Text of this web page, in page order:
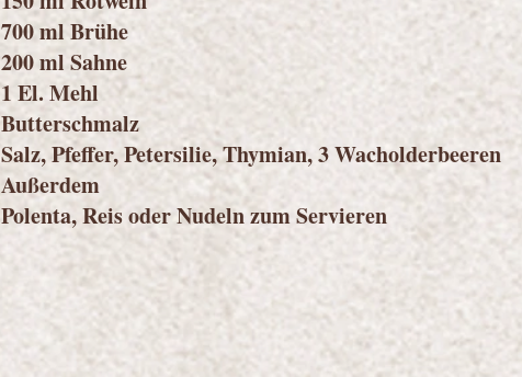
700 ml Brühe
200 ml Sahne
1 El. Mehl
Butterschmalz
Salz, Pfeffer, Petersilie, Thymian, 3 Wacholderbeeren
Außerdem
Polenta, Reis oder Nudeln zum Servieren